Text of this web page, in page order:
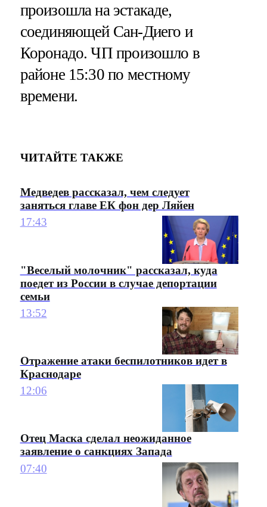
произошла на эстакаде,
соединяющей Сан-Диего и
Коронадо. ЧП произошло в
районе 15:30 по местному
времени.
ЧИТАЙТЕ ТАКЖЕ
Медведев рассказал, чем следует
заняться главе ЕК фон дер Ляйен
17:43
"Веселый молочник" рассказал, куда
поедет из России в случае депортации
семьи
13:52
Отражение атаки беспилотников идет в
Краснодаре
12:06
Отец Маска сделал неожиданное
заявление о санкциях Запада
07:40